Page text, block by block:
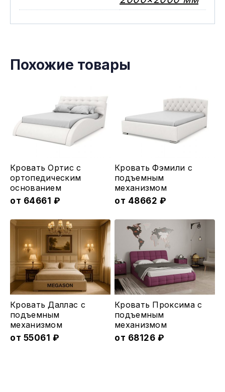
Похожие товары
Этот
товар
имеет
несколько
вариаций.
Опции
можно
выбрать
на
странице
товара.
Кровать Ортис с
ортопедическим
основанием
от 64661 ₽
Этот
товар
имеет
несколько
вариаций.
Опции
можно
выбрать
на
странице
товара.
Кровать Фэмили с
подъемным
меxанизмом
от 48662 ₽
Этот
товар
имеет
несколько
Кровать Даллас с
подъемным
меxанизмом
от 55061 ₽
Этот
товар
имеет
несколько
Кровать Проксима с
подъемным
меxанизмом
от 68126 ₽